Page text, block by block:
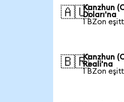
🇦🇺Kanzhun
Doları'na
1 BZon
🇧🇷Kanzhun
Reali'na
1 BZon